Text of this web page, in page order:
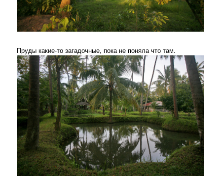
Пруды какие-то загадочные, пока не поняла что там.